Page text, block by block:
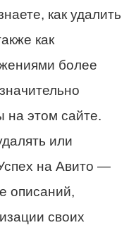
как удалить
как
более
на этом сайте.
или
на Авито —
описаний,
своих